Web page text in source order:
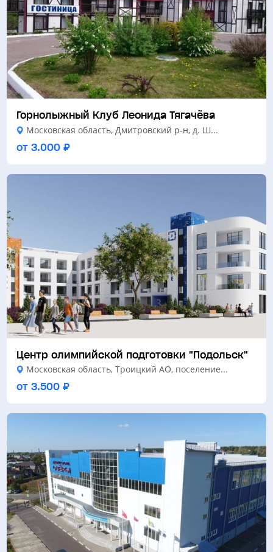
Горнолыжный Клуб Леонида Тягачёва
Московская область, Дмитровский р-н, д. Ш...
от 3.000 ₽
Центр олимпийской подготовки "Подольск"
Московская область, Троицкий АО, поселение...
от 3.500 ₽